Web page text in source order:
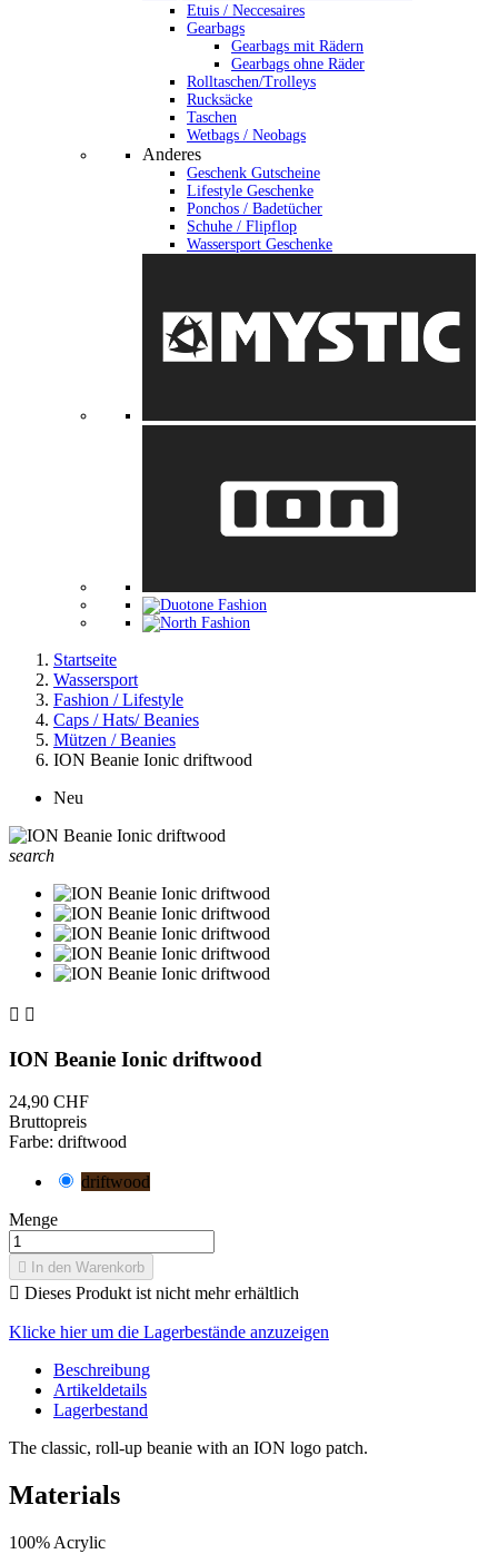
Etuis / Neccesaires
Gearbags
Gearbags mit Rädern
Gearbags ohne Räder
Rolltaschen/Trolleys
Rucksäcke
Taschen
Wetbags / Neobags
Anderes
Geschenk Gutscheine
Lifestyle Geschenke
Ponchos / Badetücher
Schuhe / Flipflop
Wassersport Geschenke
Startseite
Wassersport
Fashion / Lifestyle
Caps / Hats/ Beanies
Mützen / Beanies
ION Beanie Ionic driftwood
Neu
search
 
ION Beanie Ionic driftwood
24,90 CHF
Bruttopreis
Farbe: driftwood
driftwood
Menge
 In den Warenkorb
 Dieses Produkt ist nicht mehr erhältlich
Klicke hier um die Lagerbestände anzuzeigen
Beschreibung
Artikeldetails
Lagerbestand
The classic, roll-up beanie with an ION logo patch.
Materials
100% Acrylic